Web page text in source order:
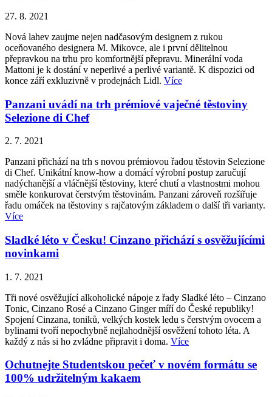
27. 8. 2021
Nová lahev zaujme nejen nadčasovým designem z rukou
oceňovaného designera M. Mikovce, ale i první dělitelnou
přepravkou na trhu pro komfortnější přepravu. Minerální voda
Mattoni je k dostání v neperlivé a perlivé variantě. K dispozici od
konce září exkluzivně v prodejnách Lidl. Více
Panzani uvádí na trh prémiové vaječné těstoviny
Selezione di Chef
2. 7. 2021
Panzani přichází na trh s novou prémiovou řadou těstovin Selezione
di Chef. Unikátní know-how a domácí výrobní postup zaručují
nadýchanější a vláčnější těstoviny, které chutí a vlastnostmi mohou
směle konkurovat čerstvým těstovinám. Panzani zároveň rozšiřuje
řadu omáček na těstoviny s rajčatovým základem o další tři varianty.
Více
Sladké léto v Česku! Cinzano přichází s osvěžujícími
novinkami
1. 7. 2021
Tři nové osvěžující alkoholické nápoje z řady Sladké léto – Cinzano
Tonic, Cinzano Rosé a Cinzano Ginger míří do České republiky!
Spojení Cinzana, toniků, velkých kostek ledu s čerstvým ovocem a
bylinami tvoří nepochybně nejlahodnější osvěžení tohoto léta. A
každý z nás si ho zvládne připravit i doma. Více
Ochutnejte Studentskou pečeť v novém formátu se
100% udržitelným kakaem